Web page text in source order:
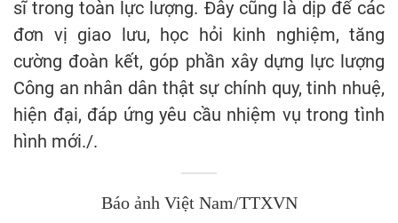
sĩ trong toàn lực lượng. Đây cũng là dịp để các
đơn vị giao lưu, học hỏi kinh nghiệm, tăng
cường đoàn kết, góp phần xây dựng lực lượng
Công an nhân dân thật sự chính quy, tinh nhuệ,
hiện đại, đáp ứng yêu cầu nhiệm vụ trong tình
hình mới./.
Báo ảnh Việt Nam/TTXVN